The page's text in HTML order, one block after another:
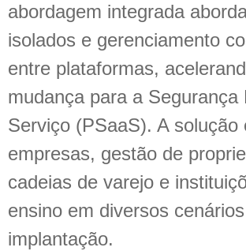
abordagem integrada
isolados e gerenciamento
entre plataformas,
mudança para a
Serviço (PSaaS). A solução
empresas, gestão de
cadeias de varejo e
ensino em diversos
implantação.